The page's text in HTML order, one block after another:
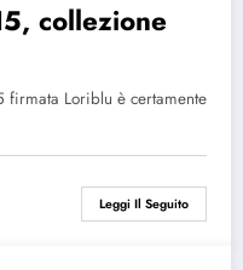
collezione
firmata Loriblu è certamente
Leggi Il Seguito